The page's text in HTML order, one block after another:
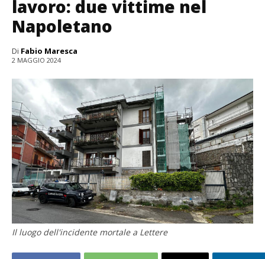
lavoro: due vittime nel
Napoletano
Di Fabio Maresca
2 MAGGIO 2024
Il luogo dell'incidente mortale a Lettere